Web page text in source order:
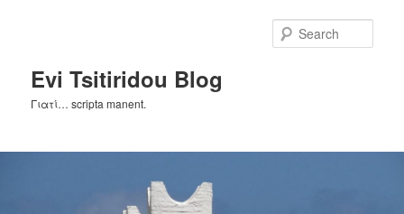
Evi Tsitiridou Blog
Γιατί… scripta manent.